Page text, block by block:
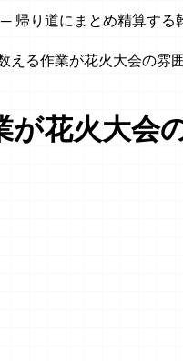
帰り道にまとめ精算する
える作業が花火大会の雰
花火大会